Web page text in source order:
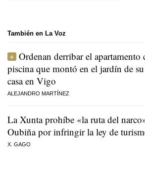
También en La Voz
Ordenan derribar el apartamento
piscina que montó en el jardín de su
casa en Vigo
ALEJANDRO MARTÍNEZ
La Xunta prohíbe «la ruta del
Oubiña por infringir la ley de
X. GAGO